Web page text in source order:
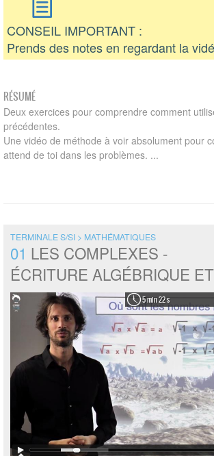
CONSEIL IMPORTANT :
Prends des notes en regardant la
RÉSUMÉ
Deux exercices pour comprendre comment
précédentes.
Une vidéo de méthode à voir absolument pour
attend de toi dans les problèmes. ...
TERMINALE S/SI > MATHÉMATIQUES
01 LES COMPLEXES -
ÉCRITURE ALGÉBRIQUE
5 min 22 s